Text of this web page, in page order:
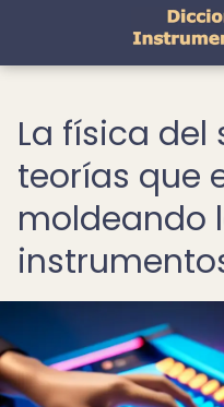
La física del
teorías que
moldeando